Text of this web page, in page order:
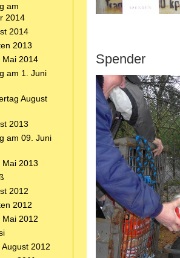
am
2014
2014
2013
Mai 2014
am 1. Juni
August
2013
am 09. Juni
Mai 2013
2012
2012
Mai 2012
2012
Spender